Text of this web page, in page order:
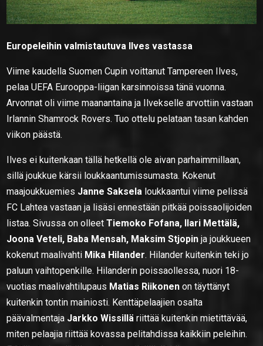
Europeleihin valmistautuva Ilves vastassa
Viime kaudella Suomen Cupin voittanut Tampereen Ilves,
pelaa UEFA Eurooppa-liigan karsinnoissa tänä vuonna.
Arvonnat oli viime maanantaina ja Ilvekselle arvottiin vastaan
Irlannin Shamrock Rovers. Tuo ottelu pelataan tasan kahden
viikon päästä.
Ilves ei kuitenkaan tällä hetkellä ole aivan parhaimmillaan,
sillä joukkue kärsii loukkaantumissumasta. Kokenut
maajoukkuemies Janne Saksela loukkaantui viime pelissä
FC Lahtea vastaan ja lisäsi ennestään pitkää poissaolijoiden
listaa. Sivussa on olleetTiemoko Fofana, Ilari Mettälä,
Joona Veteli, Baba Mensah, Maksim Stjopin ja joukkueen
kokenut maalivahti Mika Hilander. Hilander kuitenkin teki jo
paluun vaihtopenkille. Hilanderin poissaollessa, nuori 18-
vuotias maalivahtilupaus Matias Riikonen on täyttänyt
kuitenkin tontin mainiosti. Kenttäpelaajien osalta
päävalmentaja Jarkko Wissillä riittää kuitenkin mietittävää,
miten pelaajia riittää kovassa pelitahdissa kaikkiin peleihin.